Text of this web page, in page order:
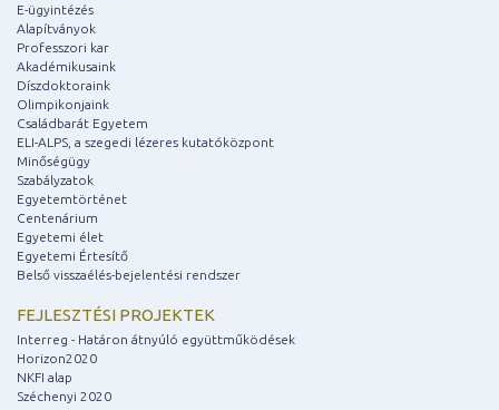
E-ügyintézés
Alapítványok
Professzori kar
Akadémikusaink
Díszdoktoraink
Olimpikonjaink
Családbarát Egyetem
ELI-ALPS, a szegedi lézeres kutatóközpont
Minőségügy
Szabályzatok
Egyetemtörténet
Centenárium
Egyetemi élet
Egyetemi Értesítő
Belső visszaélés-bejelentési rendszer
FEJLESZTÉSI PROJEKTEK
Interreg - Határon átnyúló együttműködések
Horizon2020
NKFI alap
Széchenyi 2020